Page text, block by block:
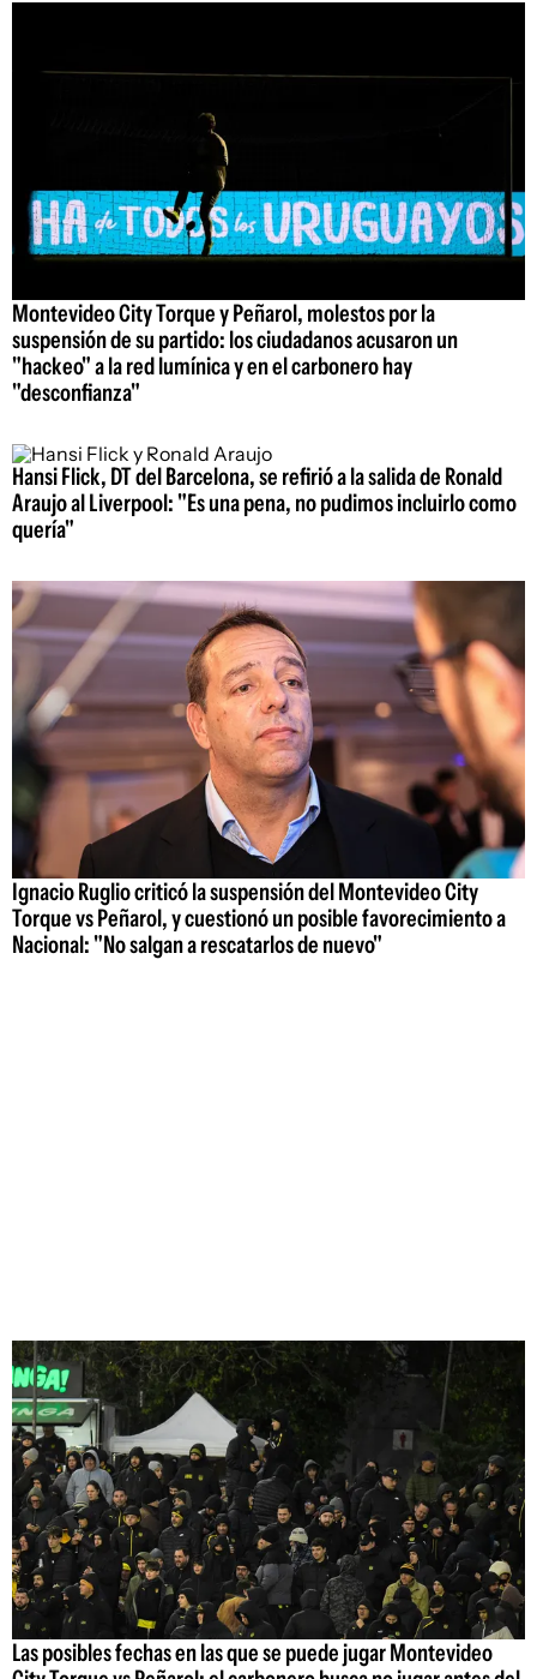
Montevideo City Torque y Peñarol, molestos por la
suspensión de su partido: los ciudadanos acusaron un
"hackeo" a la red lumínica y en el carbonero hay
"desconfianza"
Hansi Flick, DT del Barcelona, se refirió a la salida de Ronald
Araujo al Liverpool: "Es una pena, no pudimos incluirlo como
quería"
Ignacio Ruglio criticó la suspensión del Montevideo City
Torque vs Peñarol, y cuestionó un posible favorecimiento a
Nacional: "No salgan a rescatarlos de nuevo"
Las posibles fechas en las que se puede jugar Montevideo